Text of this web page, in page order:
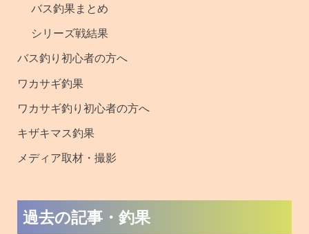
バス釣果まとめ
シリーズ戦結果
バス釣り初心者の方へ
ワカサギ釣果
ワカサギ釣り初心者の方へ
キザキマス釣果
メディア取材・撮影
過去の記事・釣果